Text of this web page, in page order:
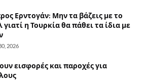
Ερντογάν: Μην τα βάζεις με το
γιατί η Τουρκία θα πάθει τα ίδια με
2026
εισφορές και παροχές για